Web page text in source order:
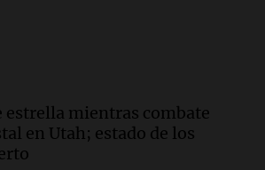
enfrenta un equilibrio
debido a la caída del
estrella mientras combate
en Utah; estado de los